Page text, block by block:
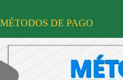
MÉTODOS DE PAGO